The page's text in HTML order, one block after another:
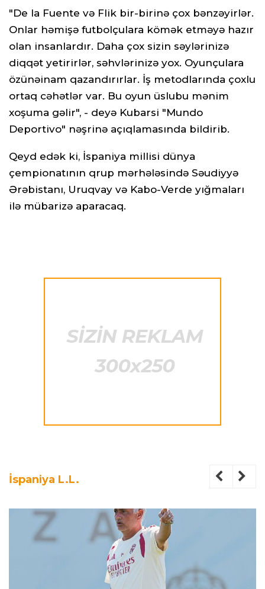
"De la Fuente və Flik bir-birinə çox bənzəyirlər.
Onlar həmişə futbolçulara kömək etməyə hazır
olan insanlardır. Daha çox sizin səylərinizə
diqqət yetirirlər, səhvlərinizə yox. Oyunçulara
özünəinam qazandırırlar. İş metodlarında çoxlu
ortaq cəhətlər var. Bu oyun üslubu mənim
xoşuma gəlir", - deyə Kubarsi "Mundo
Deportivo" nəşrinə açıqlamasında bildirib.
Qeyd edək ki, İspaniya millisi dünya
çempionatının qrup mərhələsində Səudiyyə
Ərəbistanı, Uruqvay və Kabo-Verde yığmaları
ilə mübarizə aparacaq.
İspaniya L.L.